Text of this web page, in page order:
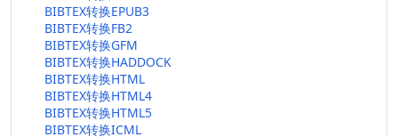
BIBTEX转换EPUB3
BIBTEX转换FB2
BIBTEX转换GFM
BIBTEX转换HADDOCK
BIBTEX转换HTML
BIBTEX转换HTML4
BIBTEX转换HTML5
BIBTEX转换ICML